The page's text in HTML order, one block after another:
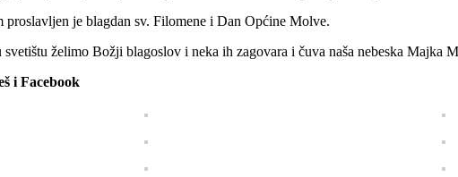
je blagdan sv. Filomene i Dan Općine Molve.
želimo Božji blagoslov i neka ih zagovara i čuva naša nebeska Majka
i Facebook